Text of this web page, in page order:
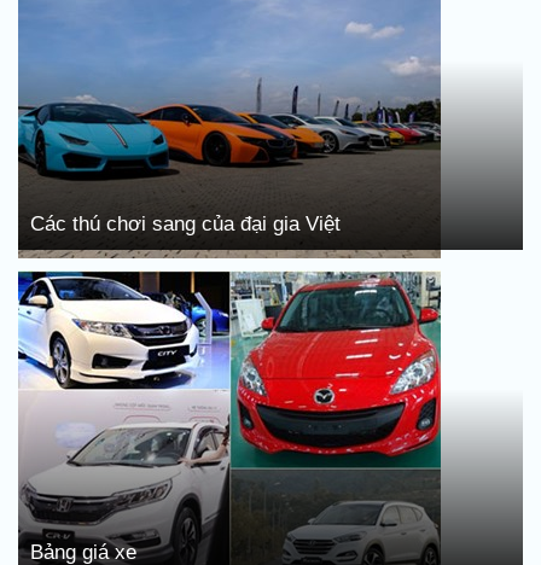
Các thú chơi sang của đại gia Việt
Bảng giá xe